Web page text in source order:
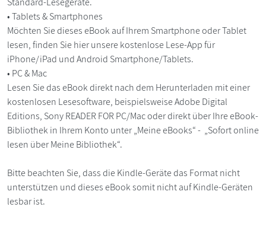
• Tablets & Smartphones
Möchten Sie dieses eBook auf Ihrem Smartphone oder Tablet
lesen, finden Sie hier unsere kostenlose Lese-App für
iPhone/iPad und Android Smartphone/Tablets.
• PC & Mac
Lesen Sie das eBook direkt nach dem Herunterladen mit einer
kostenlosen Lesesoftware, beispielsweise Adobe Digital
Editions, Sony READER FOR PC/Mac oder direkt über Ihre eBook-
Bibliothek in Ihrem Konto unter „Meine eBooks“ - „Sofort online
lesen über Meine Bibliothek“.
Bitte beachten Sie, dass die Kindle-Geräte das Format nicht
unterstützen und dieses eBook somit nicht auf Kindle-Geräten
lesbar ist.